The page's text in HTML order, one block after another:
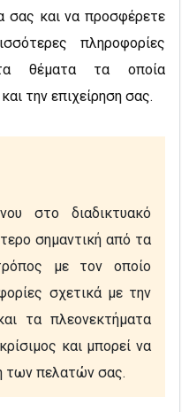
σας και να προσφέρετε
πληροφορίες
θέματα τα οποία
την επιχείρηση σας.
στο διαδικτυακό
σημαντική από τα
με τον οποίο
σχετικά με την
τα πλεονεκτήματα
και μπορεί να
των πελατών σας.